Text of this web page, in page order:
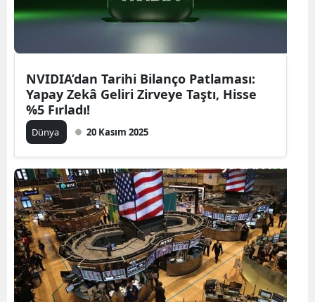
NVIDIA’dan Tarihi Bilanço Patlaması:
Yapay Zekâ Geliri Zirveye Taştı, Hisse
%5 Fırladı!
Dünya 20 Kasım 2025